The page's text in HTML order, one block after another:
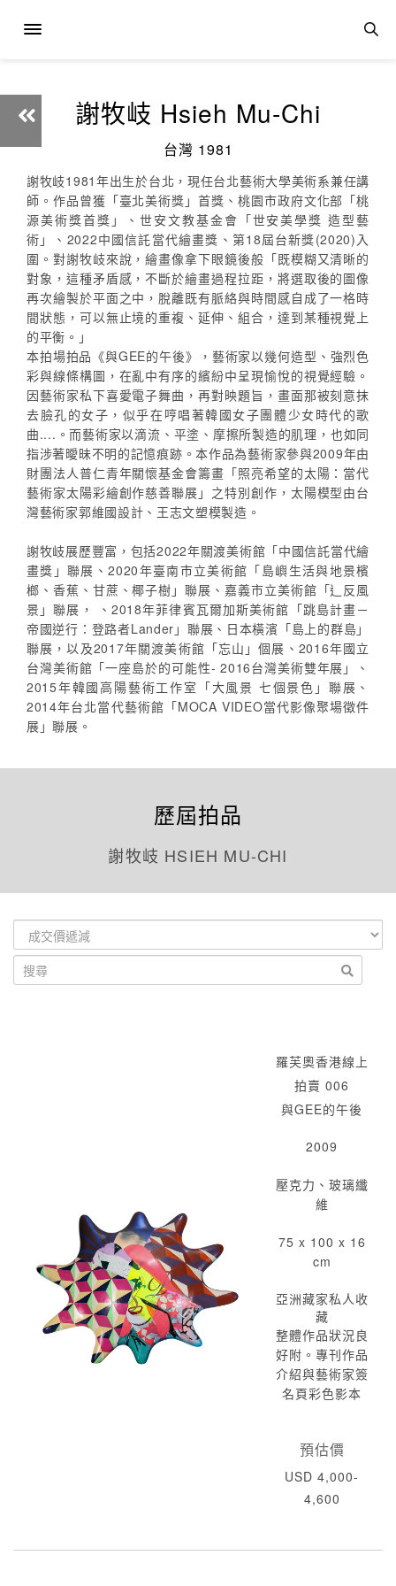
謝牧岐 Hsieh Mu-Chi
台灣 1981
謝牧岐1981年出生於台北，現任台北藝術大學美術系兼任講
師。作品曾獲「臺北美術獎」首獎、桃園市政府文化部「桃
源美術獎首獎」、世安文教基金會「世安美學獎 造型藝
術」、2022中國信託當代繪畫獎、第18屆台新獎(2020)入
圍。對謝牧岐來說，繪畫像拿下眼鏡後般「既模糊又清晰的
對象，這種矛盾感，不斷於繪畫過程拉距，將選取後的圖像
再次繪製於平面之中，脫離既有脈絡與時間感自成了一格時
間狀態，可以無止境的重複、延伸、組合，達到某種視覺上
的平衡。」
本拍場拍品《與GEE的午後》，藝術家以幾何造型、強烈色
彩與線條構圖，在亂中有序的繽紛中呈現愉悅的視覺經驗。
因藝術家私下喜愛電子舞曲，再對映題旨，畫面那被刻意抹
去臉孔的女子，似乎在哼唱著韓國女子團體少女時代的歌
曲....。而藝術家以滴流、平塗、摩擦所製造的肌理，也如同
指涉著曖昧不明的記憶痕跡。本作品為藝術家參與2009年由
財團法人普仁青年關懷基金會籌畫「照亮希望的太陽：當代
藝術家太陽彩繪創作慈善聯展」之特別創作，太陽模型由台
灣藝術家郭維國設計、王志文塑模製造。
謝牧岐展歷豐富，包括2022年關渡美術館「中國信託當代繪
畫獎」聯展、2020年臺南市立美術館「島嶼生活與地景檳
榔、香蕉、甘蔗、椰子樹」聯展、嘉義市立美術館「辶反風
景」聯展， 、2018年菲律賓瓦爾加斯美術館「跳島計畫－
帝國逆行：登路者Lander」聯展、日本橫濱「島上的群島」
聯展，以及2017年關渡美術館「忘山」個展、2016年國立
台灣美術館「一座島於的可能性- 2016台灣美術雙年展」、
2015年韓國高陽藝術工作室「大風景 七個景色」聯展、
2014年台北當代藝術館「MOCA VIDEO當代影像聚場徵件
展」聯展。
歷屆拍品
謝牧岐 HSIEH MU-CHI
羅芙奧香港線上
拍賣 006
與GEE的午後
2009
壓克力、玻璃纖
維
75 x 100 x 16
cm
亞洲藏家私人收
藏
整體作品狀況良
好附。專刊作品
介紹與藝術家簽
名頁彩色影本
預估價
USD 4,000-
4,600